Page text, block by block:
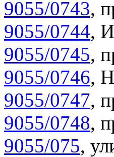
9055/0743,
9055/0744,
9055/0745,
9055/0746,
9055/0747,
9055/0748,
9055/075,